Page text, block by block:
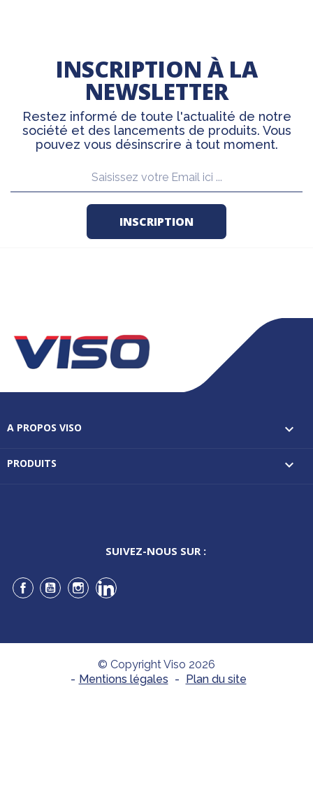
INSCRIPTION À LA
NEWSLETTER
Restez informé de toute l'actualité de notre
société et des lancements de produits. Vous
pouvez vous désinscrire à tout moment.
A PROPOS VISO 
PRODUITS 
SUIVEZ-NOUS SUR :
Facebook
YouTubeInstagramLinkedIn
© Copyright Viso 2026
- Mentions légales - Plan du site